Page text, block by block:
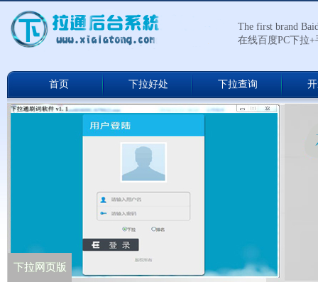
The first brand
在线百度PC下拉
首页 下拉好处 下拉查询
下拉通网络版
下拉网页版